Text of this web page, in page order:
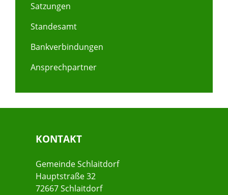
Satzungen
Standesamt
Bankverbindungen
Ansprechpartner
KONTAKT
Gemeinde Schlaitdorf
Hauptstraße 32
72667 Schlaitdorf